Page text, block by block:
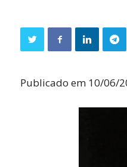
Publicado em 10/06/